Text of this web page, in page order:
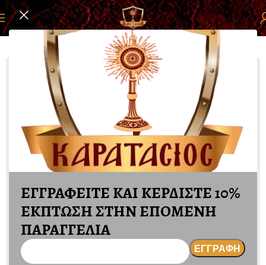
ΕΓΓΡΑΦΕΙΤΕ ΚΑΙ ΚΕΡΔΙΣΤΕ 10%
ΕΚΠΤΩΣΗ ΣΤΗΝ ΕΠΟΜΕΝΗ
ΠΑΡΑΓΓΕΛΙΑ
σελίδα ΕΙΔΗ ΜΝΗΜΕΙΩΝ ΦΩΤΟΓΡΑΦΙΕΣ ΠΟΡΣΕΛΑΝΗΣ